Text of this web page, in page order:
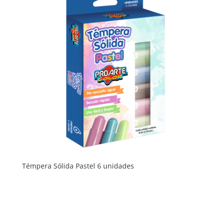
Témpera Sólida Pastel 6 unidades